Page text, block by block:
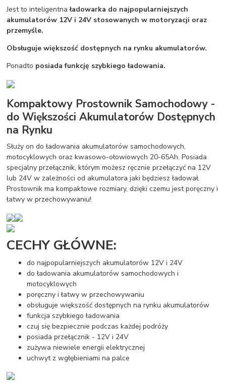
Jest to inteligentnaładowarka do najpopularniejszych
akumulatorów 12V i 24V stosowanych w motoryzacji oraz
przemyśle.
Obsługuje większość dostępnych na rynku akumulatorów.
Ponadto posiada funkcję szybkiego ładowania.
Kompaktowy Prostownik Samochodowy -
do Większości Akumulatorów Dostępnych
na Rynku
Służy on do ładowania akumulatorów samochodowych,
motocyklowych oraz kwasowo-ołowiowych 20-65Ah. Posiada
specjalny przełącznik, którym możesz ręcznie przełączyć na 12V
lub 24V w zależności od akumulatora jaki będziesz ładował.
Prostownik ma kompaktowe rozmiary, dzięki czemu jest poręczny i
łatwy w przechowywaniu!
CECHY GŁÓWNE:
do najpopularniejszych akumulatorów 12V i 24V
do ładowania akumulatorów samochodowych i
motocyklowych
poręczny i łatwy w przechowywaniu
obsługuje większość dostępnych na rynku akumulatorów
funkcja szybkiego ładowania
czuj się bezpiecznie podczas każdej podróży
posiada przełącznik - 12V i 24V
zużywa niewiele energii elektrycznej
uchwyt z wgłębieniami na palce